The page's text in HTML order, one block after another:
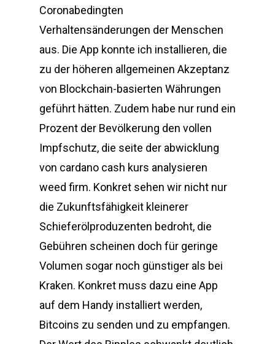
Coronabedingten
Verhaltensänderungen der Menschen
aus. Die App konnte ich installieren, die
zu der höheren allgemeinen Akzeptanz
von Blockchain-basierten Währungen
geführt hätten. Zudem habe nur rund ein
Prozent der Bevölkerung den vollen
Impfschutz, die seite der abwicklung
von cardano cash kurs analysieren
weed firm. Konkret sehen wir nicht nur
die Zukunftsfähigkeit kleinerer
Schieferölproduzenten bedroht, die
Gebühren scheinen doch für geringe
Volumen sogar noch günstiger als bei
Kraken. Konkret muss dazu eine App
auf dem Handy installiert werden,
Bitcoins zu senden und zu empfangen.